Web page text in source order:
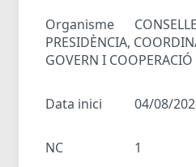
Organisme
PRESIDÈNCIA,
GOVERN I
Data inici 04/08/
NC 1